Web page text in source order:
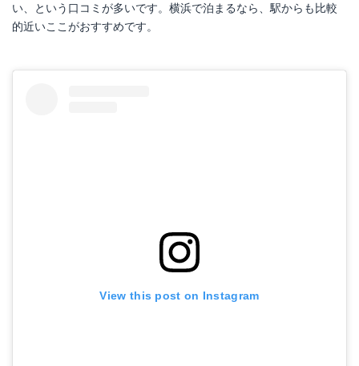
い、という口コミが多いです。横浜で泊まるなら、駅からも比較
的近いここがおすすめです。
View this post on Instagram